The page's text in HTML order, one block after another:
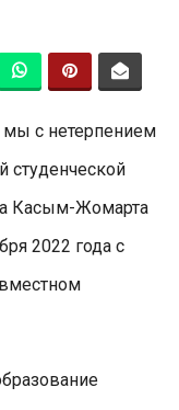
мы с нетерпением
студенческой
Касым-Жомарта
2022 года с